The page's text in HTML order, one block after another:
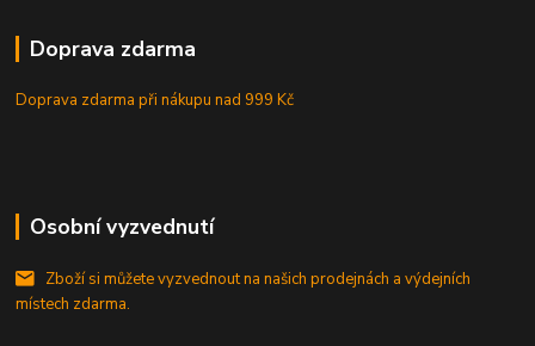
Doprava zdarma
Doprava zdarma při nákupunad 999 Kč
Osobní vyzvednutí
Zboží si můžete vyzvednout na našich prodejnách a výdejních
místech zdarma.